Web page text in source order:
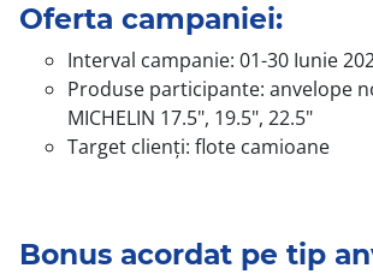
Oferta campaniei:
Interval campanie: 01-30 Iunie
Produse participante: anvelope
MICHELIN 17.5", 19.5", 22.5"
Target clienți: flote camioane
Bonus acordat pe tip